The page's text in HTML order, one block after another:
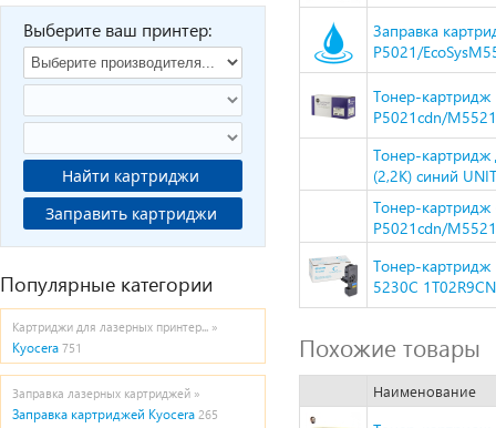
Выберите ваш принтер:
Найти картриджи
Заправить картриджи
Популярные категории
Картриджи для лазерных принтер... »
Kyocera 751
Заправка лазерных картриджей »
Заправка картриджей Kyocera 265
Заправка
P5021/
Тонер-картридж
P5021cdn/
Тонер-картридж
(2,2K) синий
Тонер-картридж
P5021cdn/
Тонер-картридж
5230C
Похожие товары
Наименование